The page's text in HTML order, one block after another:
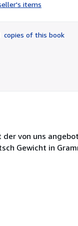
of
5
items
copies of this book
von uns
Gewicht in